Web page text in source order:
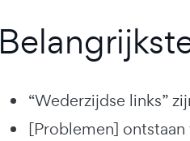
“Wederzijdse links”
[Problemen]